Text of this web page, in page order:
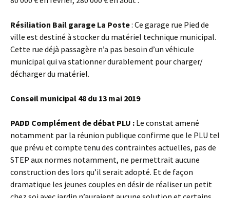
Résiliation Bail garage La Poste: Ce garage rue Pied de
ville est destiné à stocker du matériel technique municipal.
Cette rue déjà passagère n’a pas besoin d’un véhicule
municipal qui va stationner durablement pour charger/
décharger du matériel.
Conseil municipal 48 du 13 mai 2019
PADD Complément de débat PLU : Le constat amené
notamment par la réunion publique confirme que le PLU tel
que prévu et compte tenu des contraintes actuelles, pas de
STEP aux normes notamment, ne permettrait aucune
construction des lors qu’il serait adopté. Et de façon
dramatique les jeunes couples en désir de réaliser un petit